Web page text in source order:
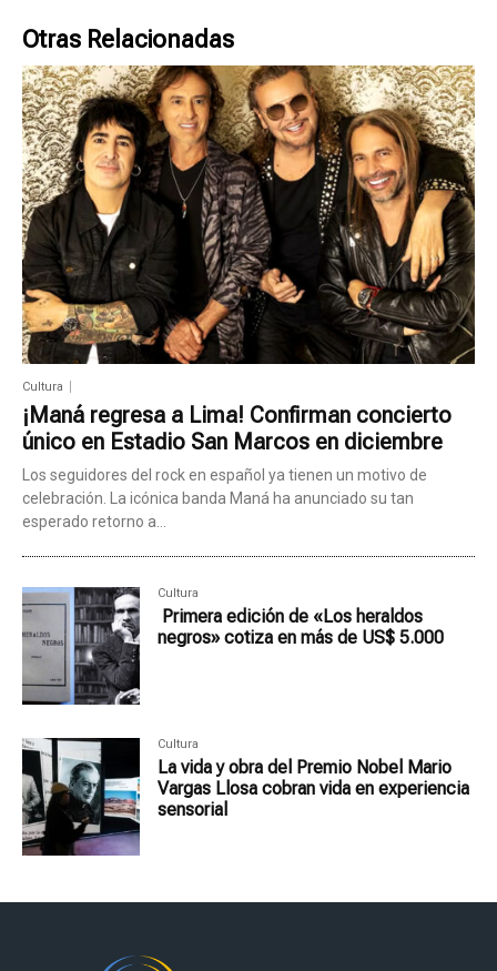
Otras Relacionadas
Cultura
¡Maná regresa a Lima! Confirman concierto
único en Estadio San Marcos en diciembre
Los seguidores del rock en español ya tienen un motivo de
celebración. La icónica banda Maná ha anunciado su tan
esperado retorno a...
Cultura
Primera edición de «Los heraldos
negros» cotiza en más de US$ 5.000
Cultura
La vida y obra del Premio Nobel Mario
Vargas Llosa cobran vida en experiencia
sensorial